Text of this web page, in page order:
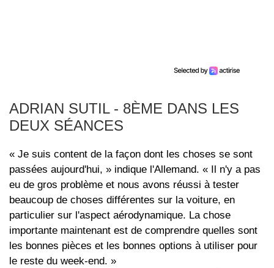
ADRIAN SUTIL - 8ÈME DANS LES
DEUX SÉANCES
« Je suis content de la façon dont les choses se sont
passées aujourd'hui, » indique l'Allemand. « Il n'y a pas
eu de gros problème et nous avons réussi à tester
beaucoup de choses différentes sur la voiture, en
particulier sur l'aspect aérodynamique. La chose
importante maintenant est de comprendre quelles sont
les bonnes pièces et les bonnes options à utiliser pour
le reste du week-end. »